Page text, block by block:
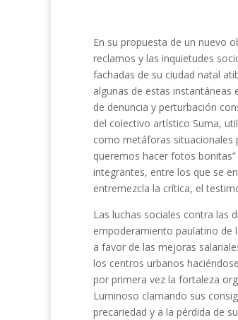
En su propuesta de un nuevo
reclamos y las inquietudes
fachadas de su ciudad natal
algunas de estas instantáneas
de denuncia y perturbación
del colectivo artístico Suma,
como metáforas situacionales
queremos hacer fotos
integrantes, entre los que se
entremezcla la crítica, el
Las luchas sociales contra las
empoderamiento paulatino de
a favor de las mejoras
los centros urbanos
por primera vez la fortaleza
Luminoso clamando sus
precariedad y a la pérdida de